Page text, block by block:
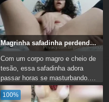
Magrinha safadinha perdendo o controle ao se masturbar
Com um corpo magro e cheio de
tesão, essa safadinha adora
passar horas se masturbando.
Usando os dedos habilmente, ela
vai fundo em sua...
100%